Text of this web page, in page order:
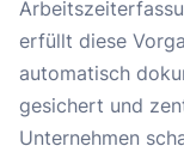
erfüllt diese
automatisch
gesichert und
Unternehmen